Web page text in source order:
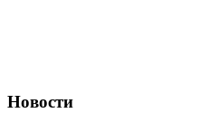
Новости